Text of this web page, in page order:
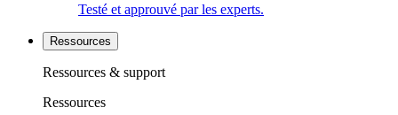
Testé et approuvé par les experts.
Ressources
Ressources & support
Ressources